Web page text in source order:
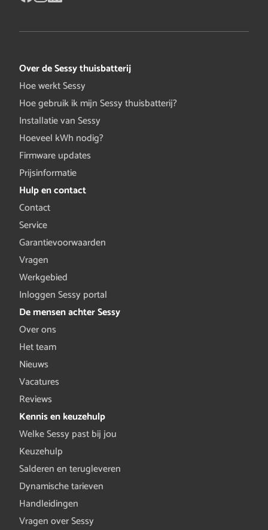
Over de Sessy thuisbatterij
Hoe werkt Sessy
Hoe gebruik ik mijn Sessy thuisbatterij?
Installatie van Sessy
Hoeveel kWh nodig?
Firmware updates
Prijsinformatie
Hulp en contact
Contact
Service
Garantievoorwaarden
Vragen
Werkgebied
Inloggen Sessy portal
De mensen achter Sessy
Over ons
Het team
Nieuws
Vacatures
Reviews
Kennis en keuzehulp
Welke Sessy past bij jou
Keuzehulp
Salderen en terugleveren
Dynamische tarieven
Handleidingen
Vragen over Sessy